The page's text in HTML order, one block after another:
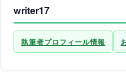
writer17
執筆者プロフィール情報